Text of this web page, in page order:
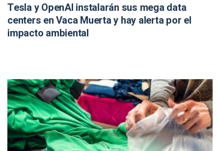
Tesla y OpenAI instalarán sus mega data
centers en Vaca Muerta y hay alerta por el
impacto ambiental